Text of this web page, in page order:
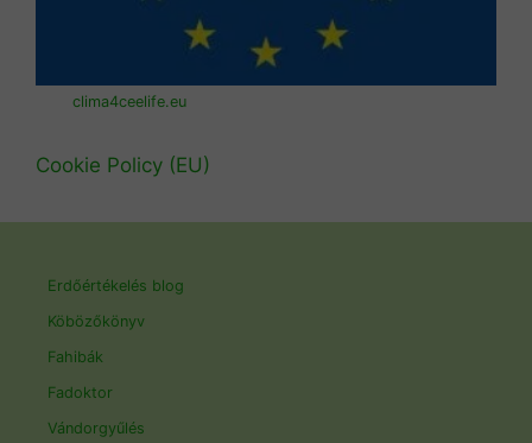
clima4ceelife.eu
Cookie Policy (EU)
Erdőértékelés blog
Köbözőkönyv
Fahibák
Fadoktor
Vándorgyűlés